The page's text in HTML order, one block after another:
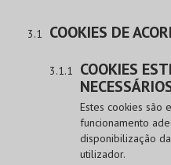
COOKIES DE
COOKIES
Estes cookies são
funcionamento
disponibilização
utilizador.